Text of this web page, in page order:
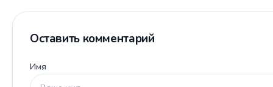
Оставить комментарий
Имя